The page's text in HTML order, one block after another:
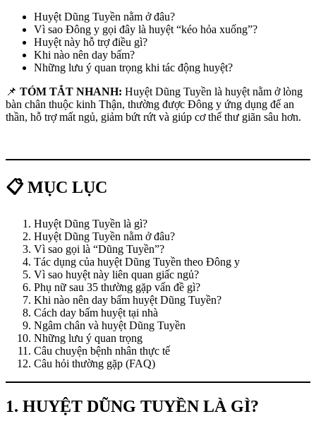
Huyệt Dũng Tuyền nằm ở đâu?
Vì sao Đông y gọi đây là huyệt “kéo hỏa xuống”?
Huyệt này hỗ trợ điều gì?
Khi nào nên day bấm?
Những lưu ý quan trọng khi tác động huyệt?
📌 TÓM TẮT NHANH: Huyệt Dũng Tuyền là huyệt nằm ở lòng
bàn chân thuộc kinh Thận, thường được Đông y ứng dụng để an
thần, hỗ trợ mất ngủ, giảm bứt rứt và giúp cơ thể thư giãn sâu hơn.
📋 MỤC LỤC
Huyệt Dũng Tuyền là gì?
Huyệt Dũng Tuyền nằm ở đâu?
Vì sao gọi là “Dũng Tuyền”?
Tác dụng của huyệt Dũng Tuyền theo Đông y
Vì sao huyệt này liên quan giấc ngủ?
Phụ nữ sau 35 thường gặp vấn đề gì?
Khi nào nên day bấm huyệt Dũng Tuyền?
Cách day bấm huyệt tại nhà
Ngâm chân và huyệt Dũng Tuyền
Những lưu ý quan trọng
Câu chuyện bệnh nhân thực tế
Câu hỏi thường gặp (FAQ)
1. HUYỆT DŨNG TUYỀN LÀ GÌ?